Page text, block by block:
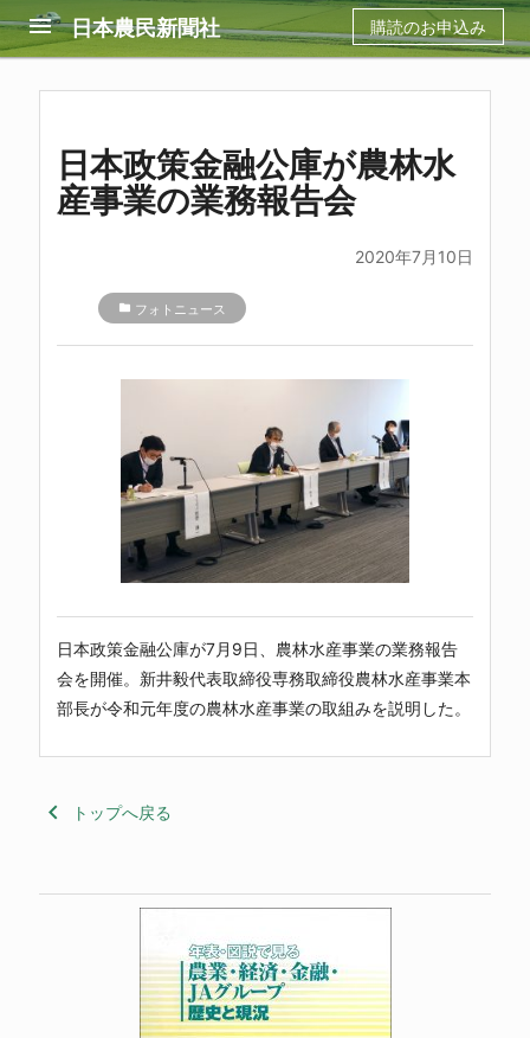
menu 日本農民新聞社 購読のお申込み
日本政策金融公庫が農林水
産事業の業務報告会
2020年7月10日
folder フォトニュース
日本政策金融公庫が7月9日、農林水産事業の業務報告
会を開催。新井毅代表取締役専務取締役農林水産事業本
部長が令和元年度の農林水産事業の取組みを説明した。
keyboard_arrow_left トップへ戻る